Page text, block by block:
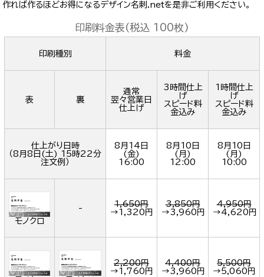
作れば作るほどお得になるデザイン名刺.netを是非ご利用ください。
印刷料金表(税込 100枚)
印刷種別 料金
表 裏
通常
翌々営業日
仕上げ
3時間仕上
げ
スピード料
金込み
1時間仕上
げ
スピード料
金込み
仕上がり日時
（8月8日(土) 15時22分
注文例）
8月14日
(金)
16:00
8月10日
(月)
12:00
8月10日
(月)
10:00
モノクロ
-
1,650円
→1,320円
3,850円
→3,960円
4,950円
→4,620円
2,200円
→1,760円
4,400円
→3,960円
5,500円
→5,060円